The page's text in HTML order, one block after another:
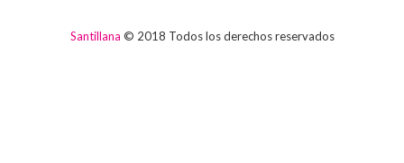
Santillana © 2018 Todos los derechos reservados